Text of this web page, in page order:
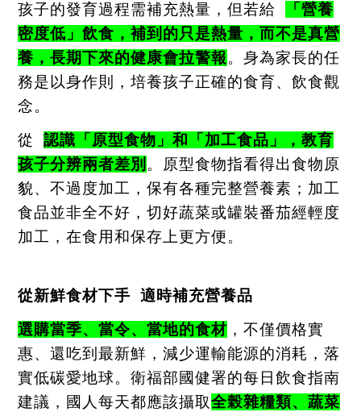
孩子的發育過程需補充熱量，但若給
「營養
密度低」飲食，補到的只是熱量，而不是真營
養，長期下來的健康會拉警報。身為家長的任
務是以身作則，培養孩子正確的食育、飲食觀
念。
從
認識「原型食物」和「加工食品」，教育
孩子分辨兩者差別 。原型食物指看得出食物原
貌、不過度加工，保有各種完整營養素；加工
食品並非全不好，切好蔬菜或罐裝番茄經輕度
加工，在食用和保存上更方便。
從新鮮食材下手
適時補充營養品
選購當季、當令、當地的食材 ，不僅價格實
惠、還吃到最新鮮，減少運輸能源的消耗，落
實低碳愛地球。衛福部國健署的每日飲食指南
建議，國人每天都應該攝取全榖雜糧類、蔬菜